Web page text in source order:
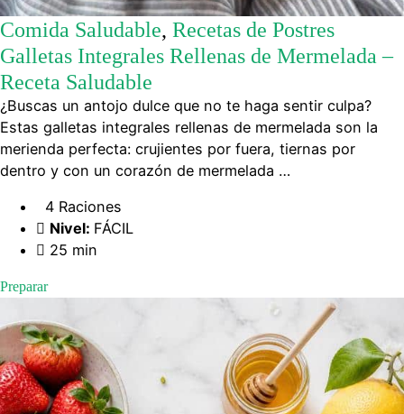
Comida Saludable, Recetas de Postres
Galletas Integrales Rellenas de Mermelada –
Receta Saludable
¿Buscas un antojo dulce que no te haga sentir culpa?
Estas galletas integrales rellenas de mermelada son la
merienda perfecta: crujientes por fuera, tiernas por
dentro y con un corazón de mermelada …
4 Raciones
Nivel: FÁCIL
25 min
Preparar